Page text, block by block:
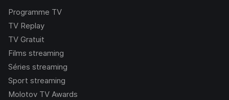
Programme TV
TV Replay
TV Gratuit
Films streaming
Séries streaming
Sport streaming
Molotov TV Awards